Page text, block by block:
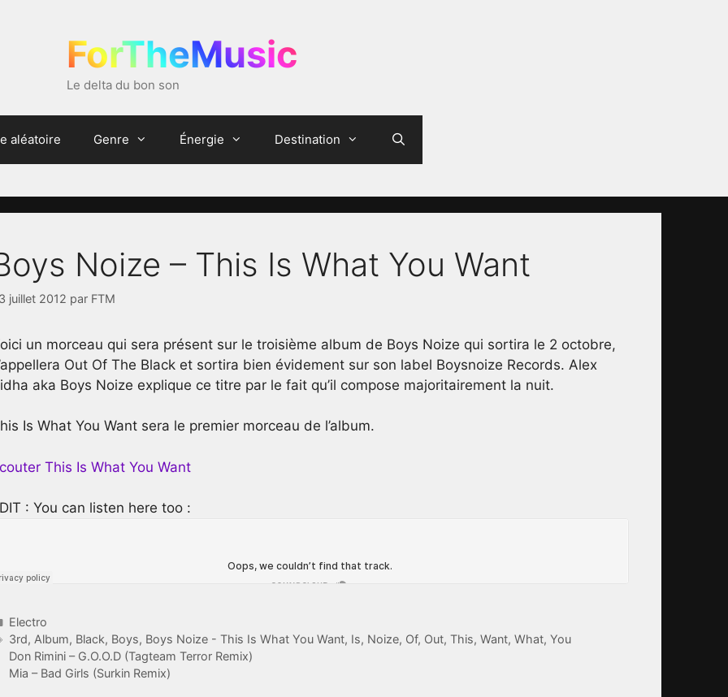
ForTheMusic
Le delta du bon son
aléatoire Genre Énergie Destination
Noize – This Is What You Want
juillet 2012 par FTM
un morceau qui sera présent sur le troisième album de Boys Noize qui sortira le 2 octobre,
Out Of The Black et sortira bien évidement sur son label Boysnoize Records. Alex
aka Boys Noize explique ce titre par le fait qu’il compose majoritairement la nuit.
Is What You Want sera le premier morceau de l’album.
This Is What You Want
: You can listen here too :
Catégories
Electro
Étiquettes
3rd, Album, Black, Boys, Boys Noize - This Is What You Want, Is, Noize, Of, Out, This, Want, What, You
Don Rimini – G.O.O.D (Tagteam Terror Remix)
Mia – Bad Girls (Surkin Remix)